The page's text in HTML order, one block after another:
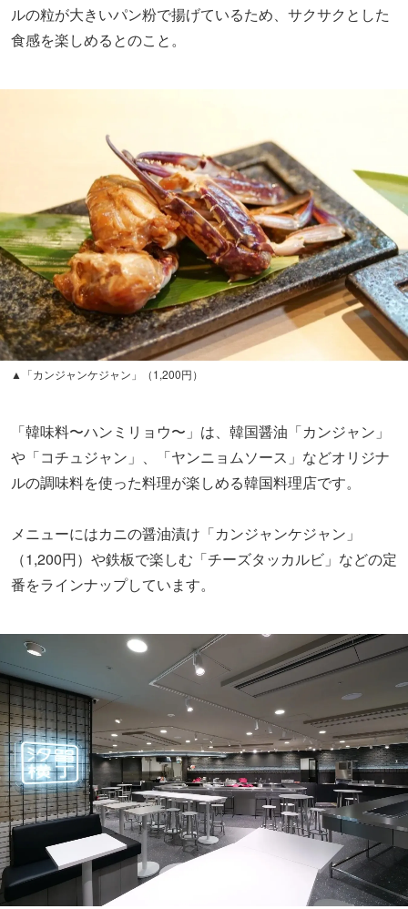
ルの粒が大きいパン粉で揚げているため、サクサクとした
食感を楽しめるとのこと。
▲「カンジャンケジャン」（1,200円）
「韓味料〜ハンミリョウ〜」は、韓国醤油「カンジャン」
や「コチュジャン」、「ヤンニョムソース」などオリジナ
ルの調味料を使った料理が楽しめる韓国料理店です。
メニューにはカニの醤油漬け「カンジャンケジャン」
（1,200円）や鉄板で楽しむ「チーズタッカルビ」などの定
番をラインナップしています。